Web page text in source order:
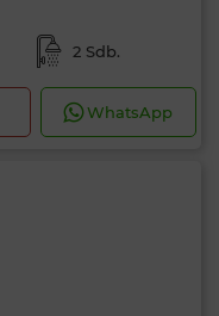
2 Sdb.
WhatsApp